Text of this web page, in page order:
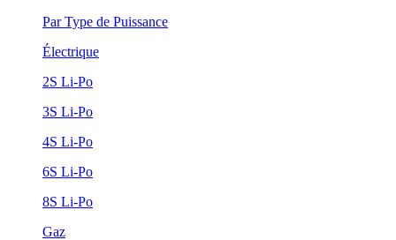
Par Type de Puissance
Électrique
2S Li-Po
3S Li-Po
4S Li-Po
6S Li-Po
8S Li-Po
Gaz